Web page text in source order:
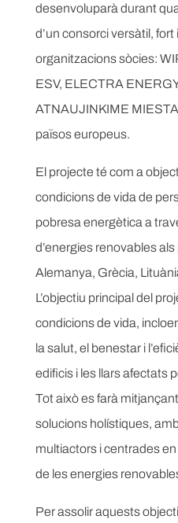
desenvoluparà durant
d’un consorci versàtil,
organitzacions sòcies:
ESV, ELECTRA
ATNAUJINKIME
països europeus.
El projecte té com a
condicions de vida de
pobresa energètica a
d’energies renovables
Alemanya, Grècia,
L’objectiu principal del
condicions de vida,
la salut, el benestar i
edificis i les llars afectats
Tot això es farà
solucions holístiques,
multiactors i centrades
de les energies
Per assolir aquests